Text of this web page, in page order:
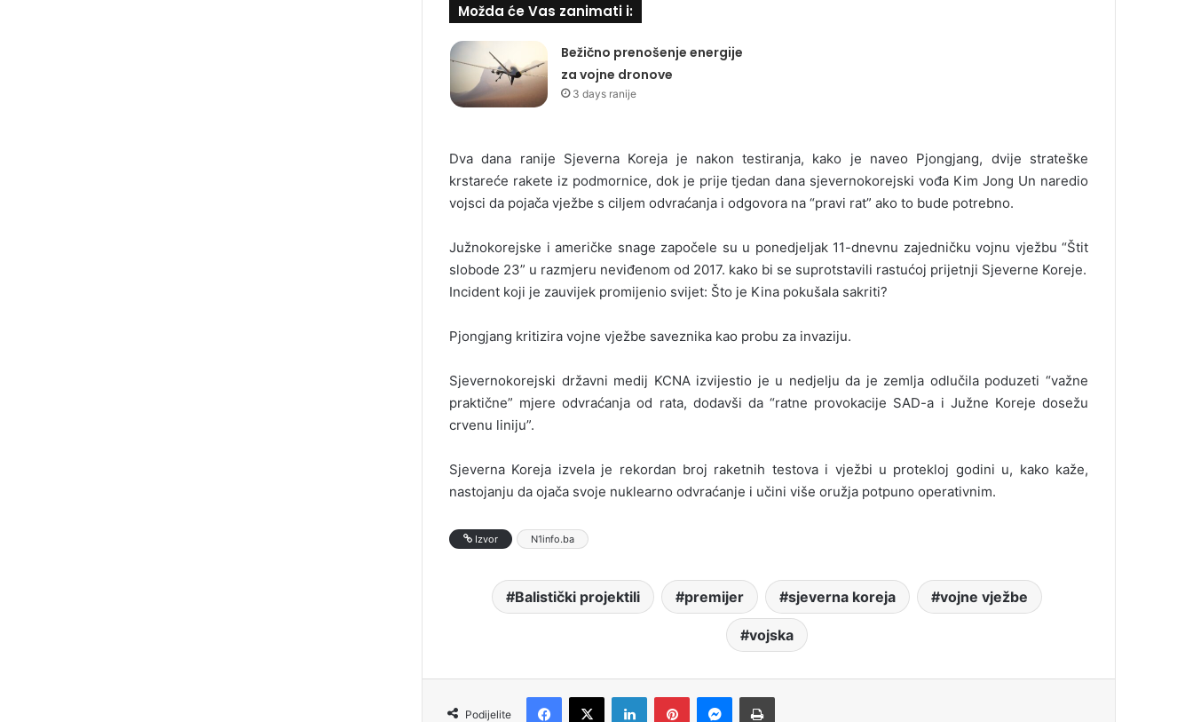
Možda će Vas zanimati i:
Bežično prenošenje energije
za vojne dronove
3 days ranije
Dva dana ranije Sjeverna Koreja je nakon testiranja, kako je naveo Pjongjang, dvije strateške
krstareće rakete iz podmornice, dok je prije tjedan dana sjevernokorejski vođa Kim Jong Un naredio
vojsci da pojača vježbe s ciljem odvraćanja i odgovora na “pravi rat” ako to bude potrebno.
Južnokorejske i američke snage započele su u ponedjeljak 11-dnevnu zajedničku vojnu vježbu “Štit
slobode 23” u razmjeru neviđenom od 2017. kako bi se suprotstavili rastućoj prijetnji Sjeverne Koreje.
Incident koji je zauvijek promijenio svijet: Što je Kina pokušala sakriti?
Pjongjang kritizira vojne vježbe saveznika kao probu za invaziju.
Sjevernokorejski državni medij KCNA izvijestio je u nedjelju da je zemlja odlučila poduzeti “važne
praktične” mjere odvraćanja od rata, dodavši da “ratne provokacije SAD-a i Južne Koreje dosežu
crvenu liniju”.
Sjeverna Koreja izvela je rekordan broj raketnih testova i vježbi u protekloj godini u, kako kaže,
nastojanju da ojača svoje nuklearno odvraćanje i učini više oružja potpuno operativnim.
Izvor N1info.ba
Balistički projektili premijer sjeverna koreja vojne vježbe
vojska
Podijelite